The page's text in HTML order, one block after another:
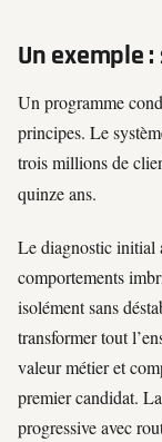
Un exemple :
Un programme
principes. Le
trois millions de
quinze ans.
Le diagnostic initial
comportements
isolément sans
transformer tout
valeur métier et
premier candidat.
progressive avec